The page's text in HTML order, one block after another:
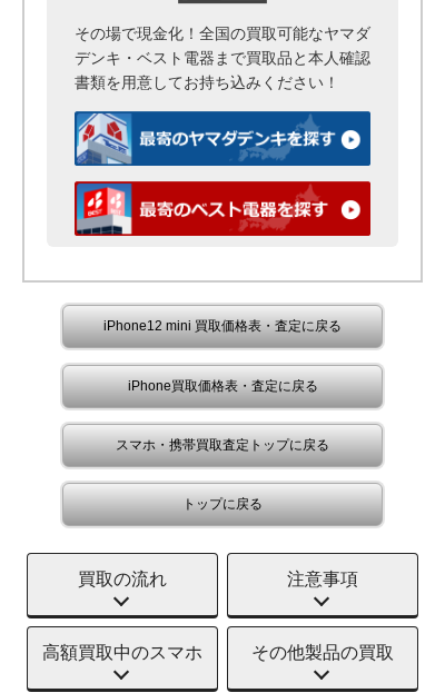
その場で現金化！全国の買取可能なヤマダ
デンキ・ベスト電器まで買取品と本人確認
書類を用意してお持ち込みください！
iPhone12 mini 買取価格表・査定に戻る
iPhone買取価格表・査定に戻る
スマホ・携帯買取査定トップに戻る
トップに戻る
買取の流れ 注意事項
高額買取中のスマホ その他製品の買取